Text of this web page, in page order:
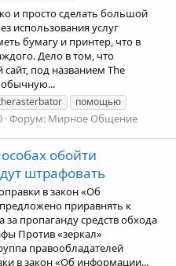
и просто сделать большой
использования услуг
бумагу и принтер, что в
Дело в том, что
под названием The
обычную...
помощью
Форум: Мирное Общение
обойти
штрафовать
в закон «Об
приравнять к
пропаганду средств обхода
Против «зеркал»
правообладателей
в закон «Об информации...